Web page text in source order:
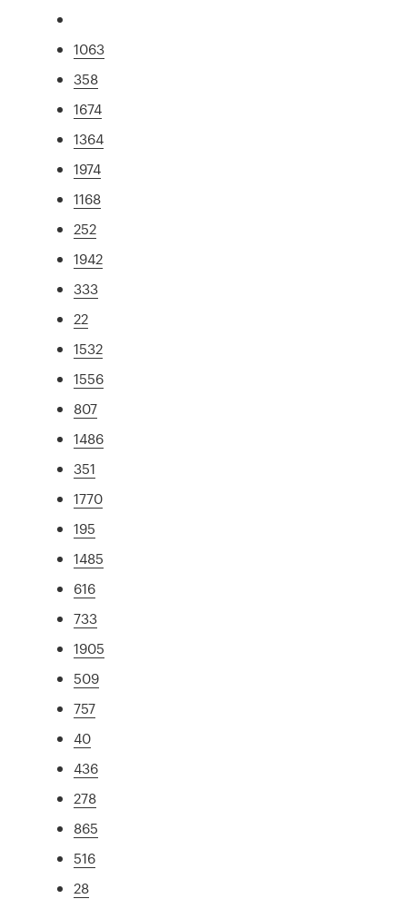
1063
358
1674
1364
1974
1168
252
1942
333
22
1532
1556
807
1486
351
1770
195
1485
616
733
1905
509
757
40
436
278
865
516
28